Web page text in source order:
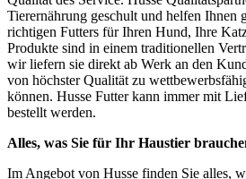
Tierernährung geschult und helfen Ihnen
richtigen Futters für Ihren Hund, Ihre
Produkte sind in einem traditionellen
wir liefern sie direkt ab Werk an den
von höchster Qualität zu
können. Husse Futter kann immer mit
bestellt werden.
Alles, was Sie für Ihr Haustier
Im Angebot von Husse finden Sie alles,